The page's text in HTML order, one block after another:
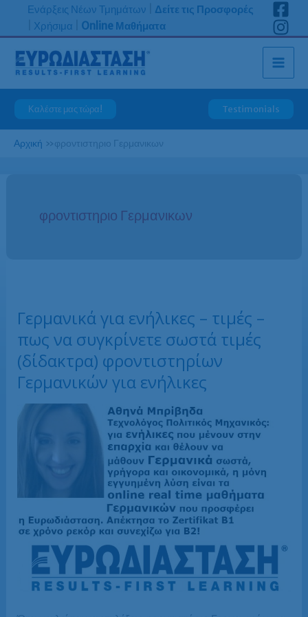
Μετάβαση
περιεχόμενο
Ενάρξεις Νέων Τμημάτων
Δείτε τις Προσφορές
Χρήσιμα Online Μαθήματα
Καλέστε μας τώρα! Testimonials
Αρχική »φροντιστηριο Γερμανικων
φροντιστηριο Γερμανικων
Γερμανικά για ενήλικες – τιμές –
πως να συγκρίνετε σωστά τιμές
(δίδακτρα) φροντιστηρίων
Γερμανικών για ενήλικες